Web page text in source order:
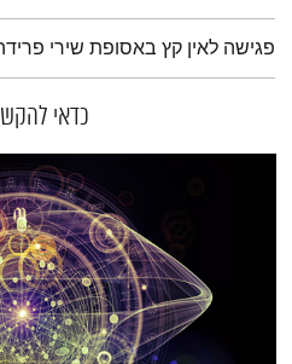
תמצית הפודקאסט
פגישה לאין קץ באסופת שירי
כדאי